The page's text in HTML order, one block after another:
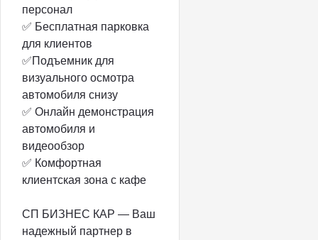
персонал
✅ Бесплатная парковка
для клиентов
✅Подъемник для
визуального осмотра
автомобиля снизу
✅ Онлайн демонстрация
автомобиля и
видеообзор
✅ Комфортная
клиентская зона с кафе
СП БИЗНЕС КАР — Ваш
надежный партнер в